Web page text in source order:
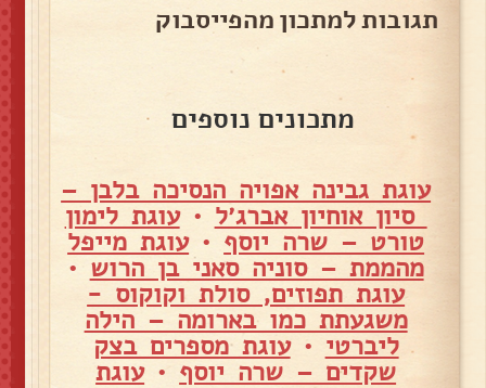
תגובות למתכון מהפייסבוק
מתכונים נוספים
עוגת גבינה אפויה הנסיכה בלבן –
סיון אוחיון אברג׳ל •עוגת לימון
טורט – שרה יוסף •עוגת מייפל
מהממת – סוניה סאני בן הרוש •
עוגת תפוזים, סולת וקוקוס -
משגעתת כמו בארומה – הילה
ליברטי •עוגת מספרים בצק
שקדים – שרה יוסף •עוגת